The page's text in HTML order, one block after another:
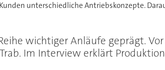
unterschiedliche Antriebskonzepte.
wichtiger Anläufe geprägt.
Im Interview erklärt